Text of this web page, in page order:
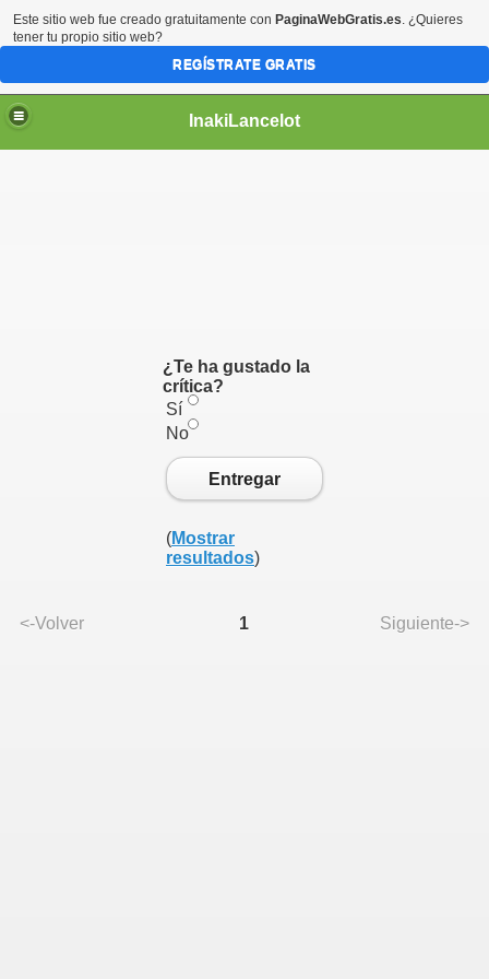
InakiLancelot
¿Te ha gustado la
crítica?
Sí
No
Entregar
(Mostrar
resultados)
<-Volver 1 Siguiente->
Este sitio web fue creado gratuitamente con PaginaWebGratis.es. ¿Quieres
tener tu propio sitio web?
REGÍSTRATE GRATIS